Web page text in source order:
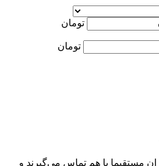
تومان
تومان
مستقیما با هم تماس می‌گیرند و